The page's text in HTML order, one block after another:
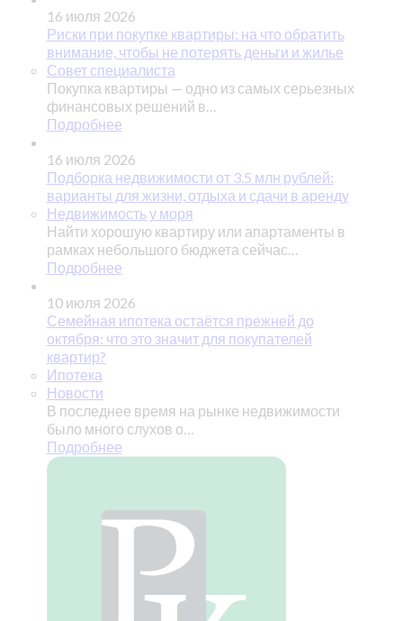
16 июля 2026
Риски при покупке квартиры: на что обратить
внимание, чтобы не потерять деньги и жилье
Совет специалиста
Покупка квартиры — одно из самых серьезных
финансовых решений в…
Подробнее
16 июля 2026
Подборка недвижимости от 3.5 млн рублей:
варианты для жизни, отдыха и сдачи в аренду
Недвижимость у моря
Найти хорошую квартиру или апартаменты в
рамках небольшого бюджета сейчас…
Подробнее
10 июля 2026
Семейная ипотека остаётся прежней до
октября: что это значит для покупателей
квартир?
Ипотека
Новости
В последнее время на рынке недвижимости
было много слухов о…
Подробнее